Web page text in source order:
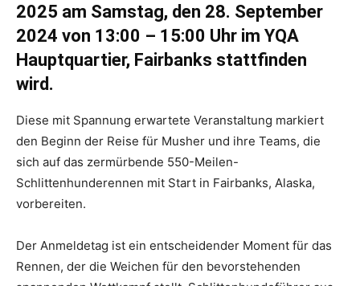
2025 am Samstag, den 28. September
2024 von 13:00 – 15:00 Uhr im YQA
Hauptquartier, Fairbanks stattfinden
wird.
Diese mit Spannung erwartete Veranstaltung markiert
den Beginn der Reise für Musher und ihre Teams, die
sich auf das zermürbende 550-Meilen-
Schlittenhunderennen mit Start in Fairbanks, Alaska,
vorbereiten.
Der Anmeldetag ist ein entscheidender Moment für das
Rennen, der die Weichen für den bevorstehenden